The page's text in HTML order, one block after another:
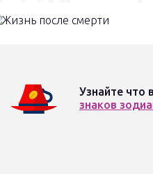
Узнайте что
знаков